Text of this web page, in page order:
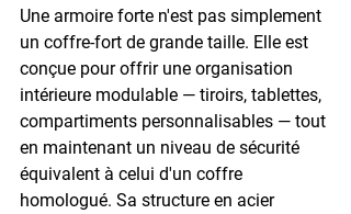
Une armoire forte n'est pas simplement
un coffre-fort de grande taille. Elle est
conçue pour offrir une organisation
intérieure modulable — tiroirs, tablettes,
compartiments personnalisables — tout
en maintenant un niveau de sécurité
équivalent à celui d'un coffre
homologué. Sa structure en acier